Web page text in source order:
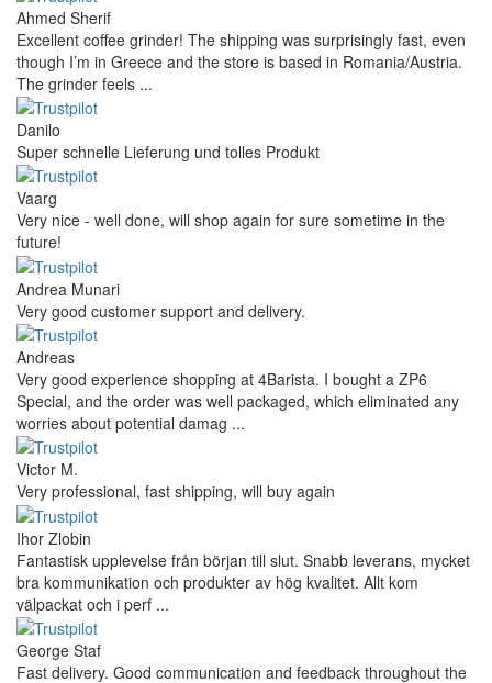
Ahmed Sherif
Excellent coffee grinder! The shipping was surprisingly fast, even
though I’m in Greece and the store is based in Romania/Austria.
The grinder feels ...
Danilo
Super schnelle Lieferung und tolles Produkt
Vaarg
Very nice - well done, will shop again for sure sometime in the
future!
Andrea Munari
Very good customer support and delivery.
Andreas
Very good experience shopping at 4Barista. I bought a ZP6
Special, and the order was well packaged, which eliminated any
worries about potential damag ...
Victor M.
Very professional, fast shipping, will buy again
Ihor Zlobin
Fantastisk upplevelse från början till slut. Snabb leverans, mycket
bra kommunikation och produkter av hög kvalitet. Allt kom
välpackat och i perf ...
George Staf
Fast delivery. Good communication and feedback throughout the